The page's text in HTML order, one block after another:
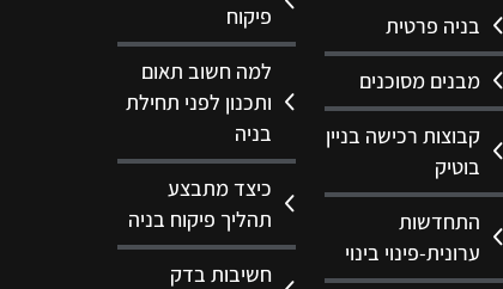
בניה פרטית
מבנים מסוכנים
קבוצות רכישה בניין
בוטיק
התחדשות
ערונית-פינוי בינוי
פיקוח
למה חשוב תאום
ותכנון לפני תחילת
בניה
כיצד מתבצע
תהליך פיקוח בניה
חשיבות בדק